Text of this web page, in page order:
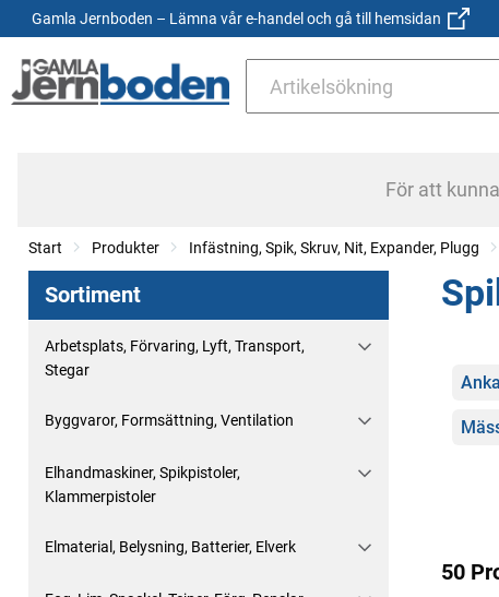
Gamla Jernboden – Lämna vår e-handel och gå till hemsidan
För att
Start Produkter Infästning, Spik, Skruv, Nit, Expander, Plugg
Sortiment
Arbetsplats, Förvaring, Lyft, Transport,
Stegar
Byggvaror, Formsättning, Ventilation
Elhandmaskiner, Spikpistoler,
Klammerpistoler
Elmaterial, Belysning, Batterier, Elverk
50